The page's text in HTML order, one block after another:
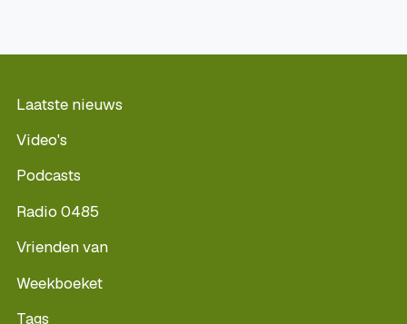
Laatste nieuws
Video's
Podcasts
Radio 0485
Vrienden van
Weekboeket
Tags